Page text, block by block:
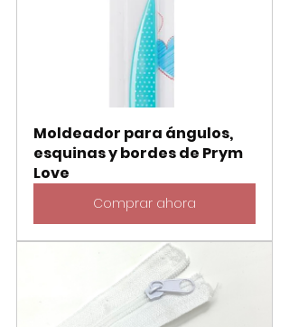
Moldeador para ángulos,
esquinas y bordes de Prym
Love
Comprar ahora